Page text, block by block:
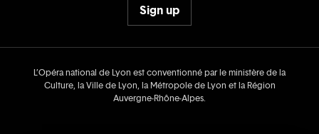
Sign up
L’Opéra national de Lyon est conventionné par le ministère de la
Culture, la Ville de Lyon, la Métropole de Lyon et la Région
Auvergne‑Rhône‑Alpes.